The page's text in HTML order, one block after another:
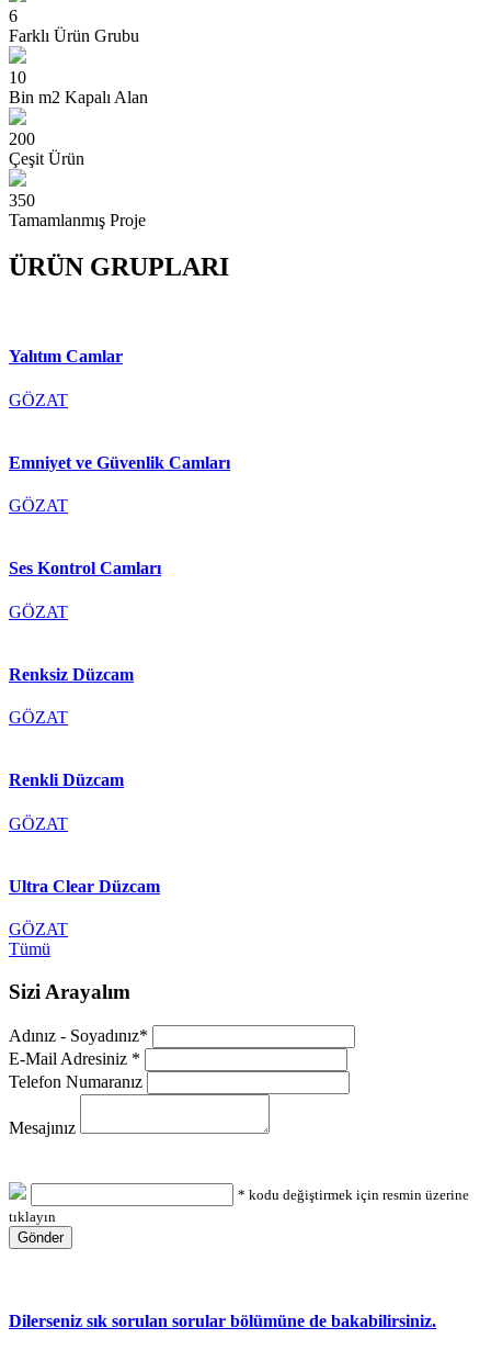
6
Farklı Ürün Grubu
10
Bin m2 Kapalı Alan
200
Çeşit Ürün
350
Tamamlanmış Proje
ÜRÜN GRUPLARI
Yalıtım Camlar
GÖZAT
Emniyet ve Güvenlik Camları
GÖZAT
Ses Kontrol Camları
GÖZAT
Renksiz Düzcam
GÖZAT
Renkli Düzcam
GÖZAT
Ultra Clear Düzcam
GÖZAT
Tümü
Sizi Arayalım
Adınız - Soyadınız*
E-Mail Adresiniz *
Telefon Numaranız
Mesajınız
* kodu değiştirmek için resmin üzerine
tıklayın
Gönder
Dilerseniz sık sorulan sorular bölümüne de bakabilirsiniz.